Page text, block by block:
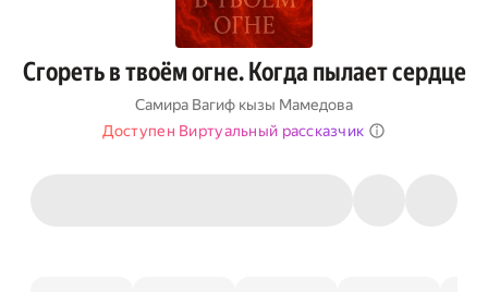
Сгореть в твоём огне. Когда пылает сердце
Самира Вагиф кызы Мамедова
Доступен Виртуальный рассказчик